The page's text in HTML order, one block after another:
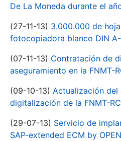
De La Moneda durante el
(27-11-13) 3.000.000 de
fotocopiadora blanco DIN
(07-11-13) Contratación de
aseguramiento en la FNMT-
(09-10-13) Actualización del
digitalización de la FNMT-
(29-07-13) Servicio de
SAP-extended ECM by